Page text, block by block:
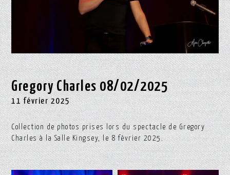
Gregory Charles 08/02/2025
11 février 2025
Collection de photos prises lors du spectacle de Gregory
Charles à la Salle Kingsey, le 8 février 2025.